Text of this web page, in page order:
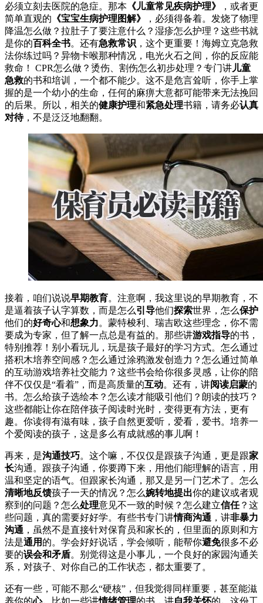
必须立刻去医院的急症。那本 《儿童常见疾病护理》
，或者更
简单直观的 《宝宝生病护理图解》
，必须得备着。发烧了物理
降温怎么做？拉肚子了要注意什么？湿疹怎么护理？这些书就
是你的百科全书。还有急救常识 ，这个更重要！海姆立克急救
法你练过吗？异物卡喉那种情况，电光火石之间，你的反应能
救命！ CPR怎么做？烫伤、割伤怎么初步处理？专门讲儿童
急救的书和培训，一个都不能少。这不是危言耸听，你手上掌
握的是一个幼小的生命，任何的麻痹大意都可能带来无法挽回
的后果。所以，相关的健康护理和紧急处理书籍，请务必认真
对待，不是泛泛地翻翻。
接着，咱们说说早期教育。注意啊，我这里说的早期教育，不
是逼着孩子认字算数，而是怎么引导他们探索世界，怎么保护
他们的好奇心和想象力。蒙特梭利、瑞吉欧这些理念，你不需
要成为专家，但了解一点总是有益的。那些讲游戏指导的书，
特别推荐！别小看玩儿，玩是孩子最好的学习方式。怎么通过
搭积木培养空间感？怎么通过涂鸦激发创造力？怎么通过简单
的互动游戏培养社交能力？这些书会给你很多灵感，让你的陪
伴不仅仅是“看着”，而是高质量的互动。还有，讲阅读启蒙的
书。怎么给孩子选绘本？怎么读才能吸引他们？朗读的技巧？
这些都能让你在陪伴孩子阅读时光时，变得更有方法，更有
趣。你读得有滋有味，孩子自然更爱听，爱看，爱书。培养一
个爱阅读的孩子，这是多么有成就感的事儿啊！
再来，是沟通技巧。这个嘛，不仅仅是跟孩子沟通，更是跟家
长沟通。跟孩子沟通，你要蹲下来，用他们能理解的语言，用
温和坚定的语气。但跟家长沟通，那又是另一门艺术了。怎么
清晰地反馈孩子一天的情况？怎么婉转地提出你的建议或者观
察到的问题？怎么处理意见不一致的时候？怎么建立信任？这
些问题，真的需要好好学。有些书专门讲情商沟通 ，讲非暴力
沟通 ，虽然不是直接针对保育员和家长的，但里面的原则和方
法是通用 的。学会好好说话，学会倾听，能帮你避免很多不必
要的误会和矛盾。别觉得这是小事儿，一个良好的家园沟通关
系，对孩子、对你自己的工作状态，都太重要了。
还有一些，可能不那么“硬核”，但我觉得同样重要，甚至能滋
养你的心。比如一些讲情绪管理的书，讲自我关怀的。这份工